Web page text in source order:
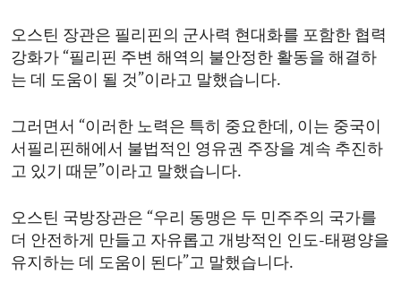
오스틴 장관은 필리핀의 군사력 현대화를 포함한 협력
강화가 “필리핀 주변 해역의 불안정한 활동을 해결하
는 데 도움이 될 것”이라고 말했습니다.
그러면서 “이러한 노력은 특히 중요한데, 이는 중국이
서필리핀해에서 불법적인 영유권 주장을 계속 추진하
고 있기 때문”이라고 말했습니다.
오스틴 국방장관은 “우리 동맹은 두 민주주의 국가를
더 안전하게 만들고 자유롭고 개방적인 인도-태평양을
유지하는 데 도움이 된다”고 말했습니다.